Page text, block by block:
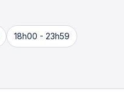
18h00 - 23h59